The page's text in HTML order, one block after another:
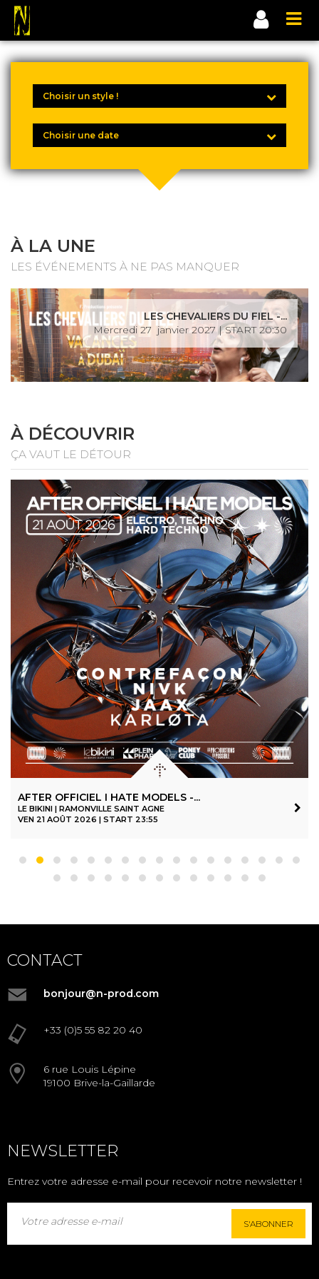
À LA UNE
LES ÉVÉNEMENTS À NE PAS MANQUER
LES CHEVALIERS DU FIEL -...
Mercredi 27 janvier 2027 | START 20:30
À DÉCOUVRIR
ÇA VAUT LE DÉTOUR
AFTER OFFICIEL I HATE MODELS -...
LE BIKINI | RAMONVILLE SAINT AGNE
VEN 21 AOÛT 2026 | START 23:55
CONTACT
bonjour@n-prod.com
+33 (0)5 55 82 20 40
6 rue Louis Lépine
19100 Brive-la-Gaillarde
NEWSLETTER
Entrez votre adresse e-mail pour recevoir notre newsletter !
S'ABONNER